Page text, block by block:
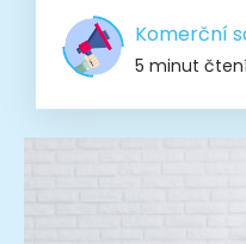
Komerční
5 minut